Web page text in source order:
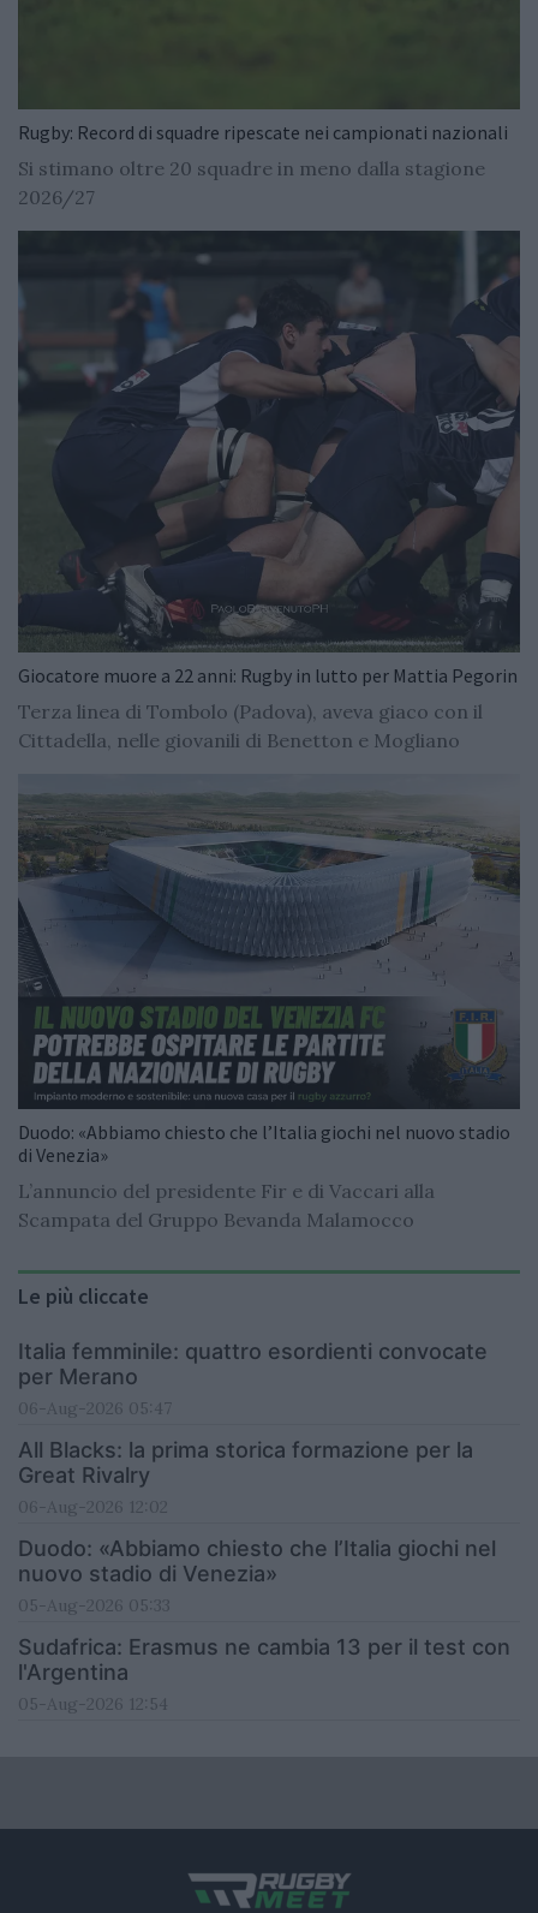
Rugby: Record di squadre ripescate nei campionati nazionali
Si stimano oltre 20 squadre in meno dalla stagione
2026/27
Giocatore muore a 22 anni: Rugby in lutto per Mattia Pegorin
Terza linea di Tombolo (Padova), aveva giaco con il
Cittadella, nelle giovanili di Benetton e Mogliano
Duodo: «Abbiamo chiesto che l’Italia giochi nel nuovo stadio
di Venezia»
L’annuncio del presidente Fir e di Vaccari alla
Scampata del Gruppo Bevanda Malamocco
Le più cliccate
Italia femminile: quattro esordienti convocate
per Merano
06-Aug-2026 05:47
All Blacks: la prima storica formazione per la
Great Rivalry
06-Aug-2026 12:02
Duodo: «Abbiamo chiesto che l’Italia giochi nel
nuovo stadio di Venezia»
05-Aug-2026 05:33
Sudafrica: Erasmus ne cambia 13 per il test con
l'Argentina
05-Aug-2026 12:54